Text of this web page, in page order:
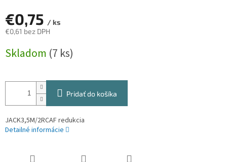
€0,75 / ks
€0,61 bez DPH
cena:
Skladom (7 ks)
Pridať do košíka
JACK3,5M/2RCAF redukcia
Detailné informácie